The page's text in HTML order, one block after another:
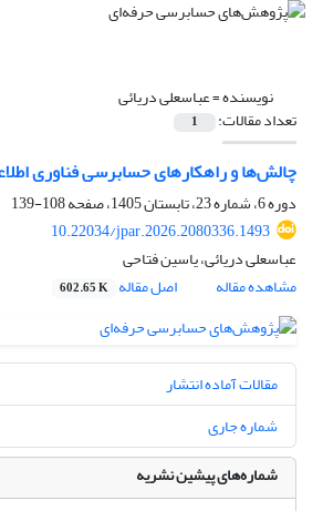
نویسنده =عباسعلی دریائی
تعداد مقالات: 1
چالش‌ها و راهکارهای حسابرسی فناوری
دوره 6، شماره 23، تابستان 1405، صفحه
108-139
10.22034/jpar.2026.2080336.1493
عباسعلی دریائی، یاسین فتاحی
مشاهده مقاله
اصل مقاله 602.65 K
مقالات آماده انتشار
شماره جاری
شماره‌های پیشین نشریه